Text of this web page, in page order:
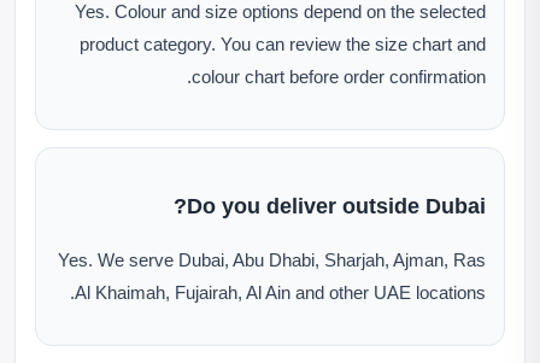
Yes. Colour and size options depend on the selected
product category. You can review the size chart and
colour chart before order confirmation.
Do you deliver outside Dubai?
Yes. We serve Dubai, Abu Dhabi, Sharjah, Ajman, Ras
Al Khaimah, Fujairah, Al Ain and other UAE locations.